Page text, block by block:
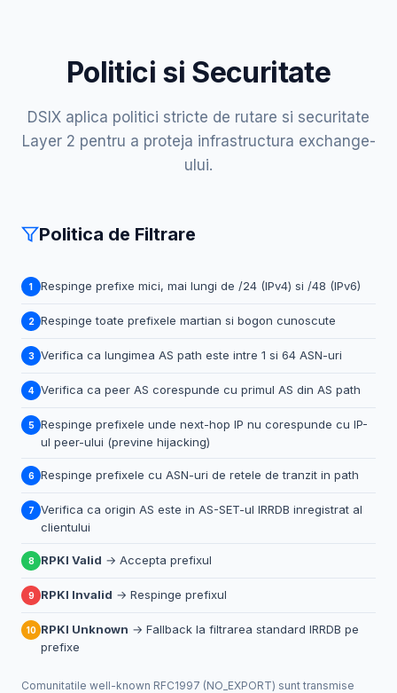
Politici si Securitate
DSIX aplica politici stricte de rutare si securitate
Layer 2 pentru a proteja infrastructura exchange-
ului.
Politica de Filtrare
1 Respinge prefixe mici, mai lungi de /24 (IPv4) si /48 (IPv6)
2 Respinge toate prefixele martian si bogon cunoscute
3 Verifica ca lungimea AS path este intre 1 si 64 ASN-uri
4 Verifica ca peer AS corespunde cu primul AS din AS path
5
Respinge prefixele unde next-hop IP nu corespunde cu IP-
ul peer-ului (previne hijacking)
6 Respinge prefixele cu ASN-uri de retele de tranzit in path
7
Verifica ca origin AS este in AS-SET-ul IRRDB inregistrat al
clientului
8 RPKI Valid → Accepta prefixul
9 RPKI Invalid → Respinge prefixul
10 RPKI Unknown → Fallback la filtrarea standard IRRDB pe
prefixe
Comunitatile well-known RFC1997 (NO_EXPORT) sunt transmise